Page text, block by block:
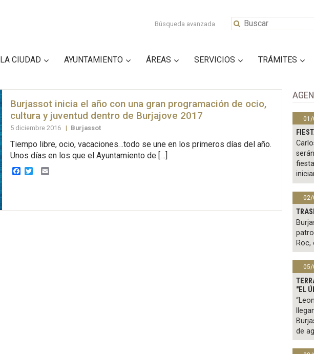
Búsqueda avanzada
LA CIUDAD AYUNTAMIENTO ÁREAS SERVICIOS TRÁMITES
Burjassot inicia el año con una gran programación de ocio,
cultura y juventud dentro de Burjajove 2017
5 diciembre 2016 | Burjassot
Tiempo libre, ocio, vacaciones…todo se une en los primeros días del año.
Unos días en los que el Ayuntamiento de […]
Facebook
TwitterEmail
01/
02/
05/
"EL
de